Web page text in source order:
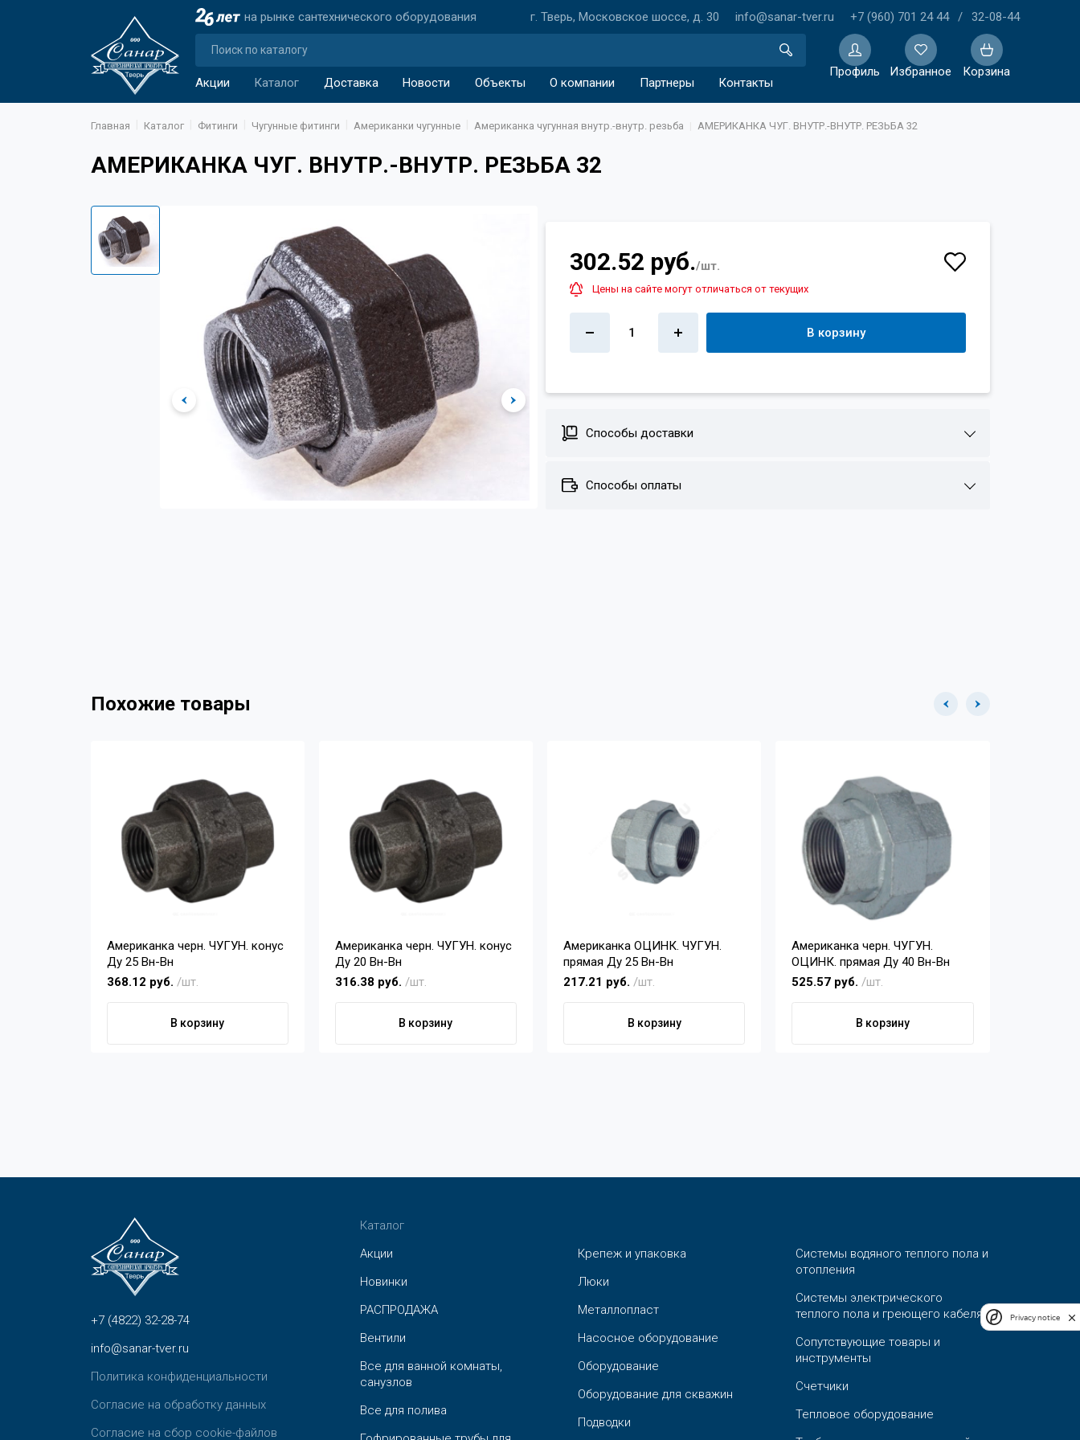
на рынке сантехнического оборудования г. Тверь, Московское шоссе, д. 30 info@sanar-tver.ru +7 (960) 701 24 44 / 32-08-44
Акции Каталог Доставка Новости Объекты О компании Партнеры Контакты
Профиль
Избранное
Избранное Корзина
Главная Каталог Фитинги Чугунные фитинги Американки чугунные Американка чугунная внутр.-внутр. резьба АМЕРИКАНКА ЧУГ. ВНУТР.-ВНУТР. РЕЗЬБА 32
АМЕРИКАНКА ЧУГ. ВНУТР.-ВНУТР. РЕЗЬБА 32
302.52 руб./шт.
Цены на сайте могут отличаться от текущих
1 В корзину
Способы доставки
Способы оплаты
Похожие товары
Американка черн. ЧУГУН. конус
Ду 25 Вн-Вн
368.12 руб. /шт.
В корзину
Американка черн. ЧУГУН. конус
Ду 20 Вн-Вн
316.38 руб. /шт.
В корзину
Американка ОЦИНК. ЧУГУН.
прямая Ду 25 Вн-Вн
217.21 руб. /шт.
В корзину
Американка черн. ЧУГУН.
ОЦИНК. прямая Ду 40 Вн-Вн
525.57 руб./шт.
В корзину
+7 (4822) 32-28-74
info@sanar-tver.ru
Политика конфиденциальности
Согласие на обработку данных
Согласие на сбор cookie-файлов
Каталог
Акции
Новинки
РАСПРОДАЖА
Вентили
Все для ванной комнаты,
санузлов
Все для полива
Крепеж и упаковка
Люки
Металлопласт
Насосное оборудование
Оборудование
Оборудование для скважин
Подводки
Системы водяного теплого пола и
отопления
Системы электрического
теплого пола и греющего кабеля
Сопутствующие товары и
инструменты
Счетчики
Тепловое оборудование
Privacy notice